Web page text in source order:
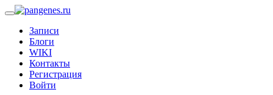
Записи
Блоги
WIKI
Контакты
Регистрация
Войти